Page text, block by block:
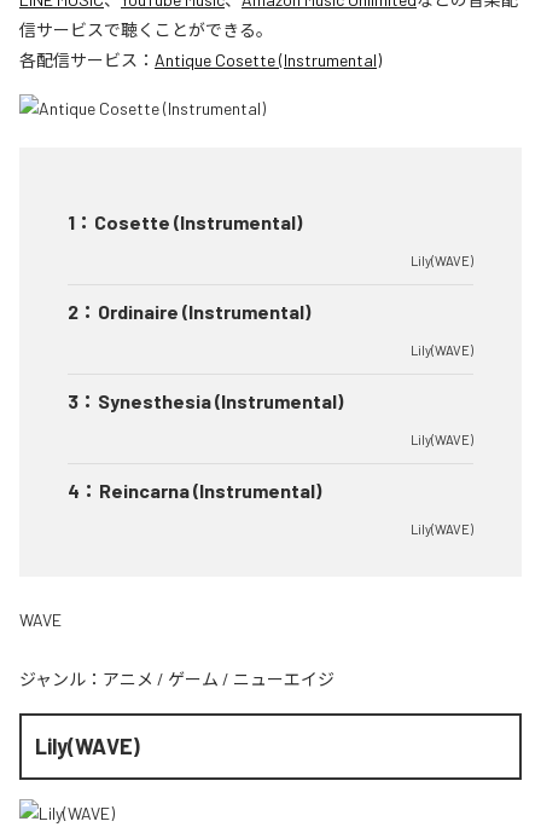
信サービスで聴くことができる。
各配信サービス： Antique Cosette (Instrumental)
1 ： Cosette (Instrumental)
Lily(WAVE)
2 ： Ordinaire (Instrumental)
Lily(WAVE)
3 ： Synesthesia (Instrumental)
Lily(WAVE)
4 ： Reincarna (Instrumental)
Lily(WAVE)
WAVE
ジャンル： アニメ / ゲーム / ニューエイジ
Lily(WAVE)